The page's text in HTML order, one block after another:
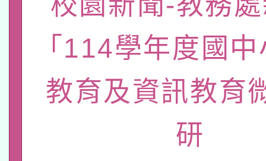
有關大陸委員會函釋公
薪期間赴陸應申請許可
轉知經濟部水利署委託
業技術研究院辦理「
用水績優單位及節水達
115年8月22日(星期六
桃園市孔廟祈福系列
本校115學年度第2次
「114學年度國
教育及資訊教育
研